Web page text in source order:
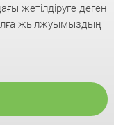
жетілдіруге деген
алға жылжуымыздың